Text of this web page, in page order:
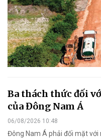
Ba thách thức đối
của Đông Nam Á
06/08/2026 10:48
Đông Nam Á phải đối mặt